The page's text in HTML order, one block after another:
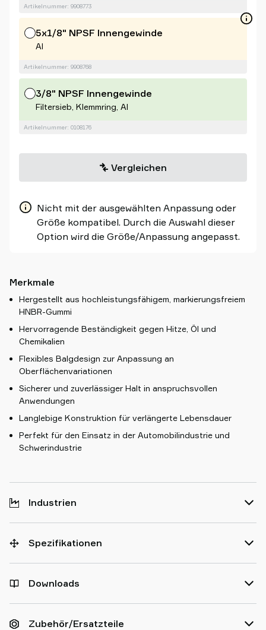
Artikelnummer: 9908773
5x1/8" NPSF Innengewinde
Al
Artikelnummer: 9908768
3/8" NPSF Innengewinde
Filtersieb, Klemmring, Al
Artikelnummer: 0108176
Vergleichen
Nicht mit der ausgewählten Anpassung oder
Größe kompatibel. Durch die Auswahl dieser
Option wird die Größe/Anpassung angepasst.
Merkmale
Hergestellt aus hochleistungsfähigem, markierungsfreiem
HNBR-Gummi
Hervorragende Beständigkeit gegen Hitze, Öl und
Chemikalien
Flexibles Balgdesign zur Anpassung an
Oberflächenvariationen
Sicherer und zuverlässiger Halt in anspruchsvollen
Anwendungen
Langlebige Konstruktion für verlängerte Lebensdauer
Perfekt für den Einsatz in der Automobilindustrie und
Schwerindustrie
Industrien
Spezifikationen
Downloads
Zubehör/Ersatzteile